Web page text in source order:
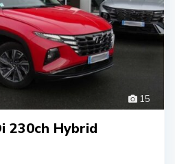
15
230ch Hybrid